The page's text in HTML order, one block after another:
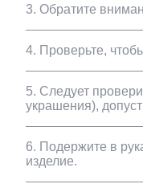
3. Обратите
4. Проверьте,
5. Следует
украшения),
6. Подержите в
изделие.